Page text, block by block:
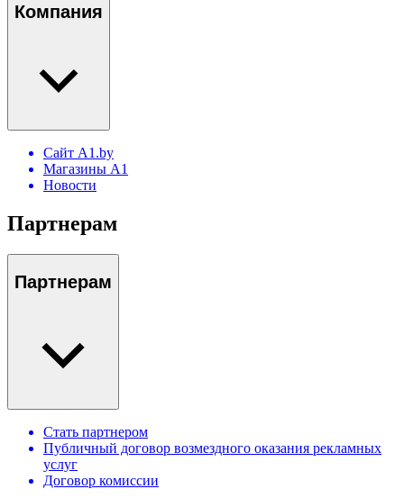
Компания
Сайт A1.by
Магазины А1
Новости
Партнерам
Партнерам
Стать партнером
Публичный договор возмездного оказания рекламных
услуг
Договор комиссии